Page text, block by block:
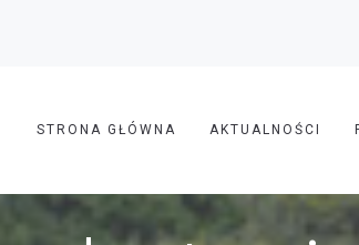
STRONA GŁÓWNA AKTUALNOŚCI